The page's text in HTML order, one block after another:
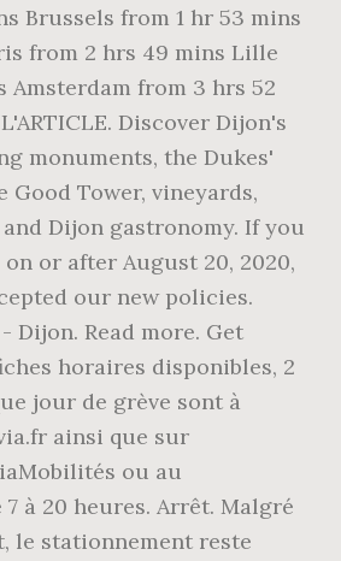
Brussels from 1 hr 53 mins
from 2 hrs 49 mins Lille
Amsterdam from 3 hrs 52
Discover Dijon's
monuments, the Dukes'
Good Tower, vineyards,
Dijon gastronomy. If you
or after August 20, 2020,
our new policies.
Dijon. Read more. Get
horaires disponibles, 2
jour de grève sont à
ainsi que sur
ou au
7 à 20 heures. Arrêt. Malgré
le stationnement reste